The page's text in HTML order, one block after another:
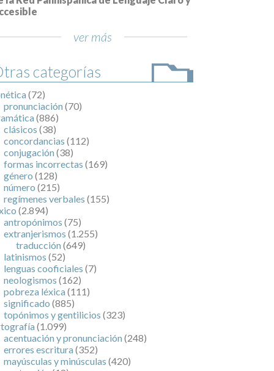
(72)
(886)
clásicos(38)
concordancias
conjugación
(38)
formas incorrectas(169)
género (128)
número(215)
regímenes verbales
(2.894)
antropónimos
extranjerismos(1.255)
traducción(649)
latinismos(52)
lenguas cooficiales
neologismos(162)
pobreza léxica(111)
significado(885)
topónimos y gentilicios
(1.099)
acentuación y pronunciación
(248)
errores escritura(352)
mayúsculas y minúsculas(420)
puntuación(18)